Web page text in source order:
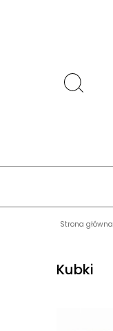
Strona główna
Kubki